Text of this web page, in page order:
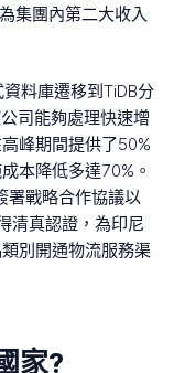
集團內第二大收入
料庫遷移到TiDB分
司能夠處理快速增
峰期間提供了50%
本降低多達70%。
署戰略合作協議以
清真認證，為印尼
別開通物流服務渠
家?